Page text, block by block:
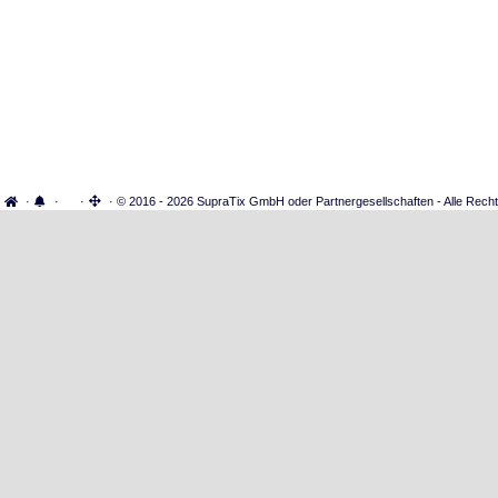
· · · · © 2016 - 2026 SupraTix GmbH oder Partnergesellschaften - Alle